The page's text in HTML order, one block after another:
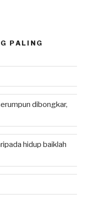
PALING
dibongkar,
hidup baiklah